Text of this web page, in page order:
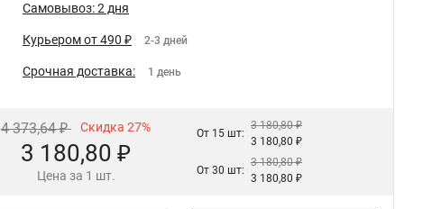
Самовывоз: 2 дня
Курьером от 490 ₽ 2-3 дней
Срочная доставка: 1 день
4 373,64 ₽ Скидка 27%
3 180,80 ₽
Цена за 1 шт.
От 15 шт:
3 180,80 ₽
3 180,80 ₽
От 30 шт:
3 180,80 ₽
3 180,80 ₽